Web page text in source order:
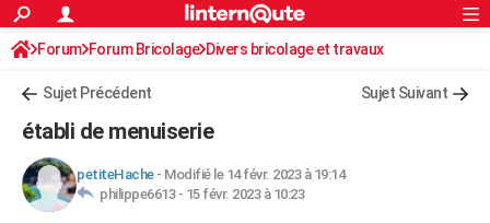
ACTUALITÉS
Politique
Société
Faits Divers
Education
Monde
Villes
+
FINANCE
Retraite
Impôts
Epargne
Immobilier
Risques naturels par ville
Banque
Assurance
Crédit
AUTO
Rechercher
S'inscrire
Connexion
Forum Forum Bricolage Divers bricolage et travaux
Sujet Précédent Sujet Suivant
établi de menuiserie
petiteHache- Modifié le 14 févr. 2023 à 19:14
philippe6613 - 15 févr. 2023 à 10:23